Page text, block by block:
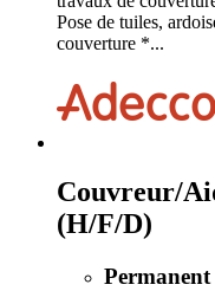
Pose de tuiles,
couverture *...
Couvreur/
(H/F/D)
Permanent